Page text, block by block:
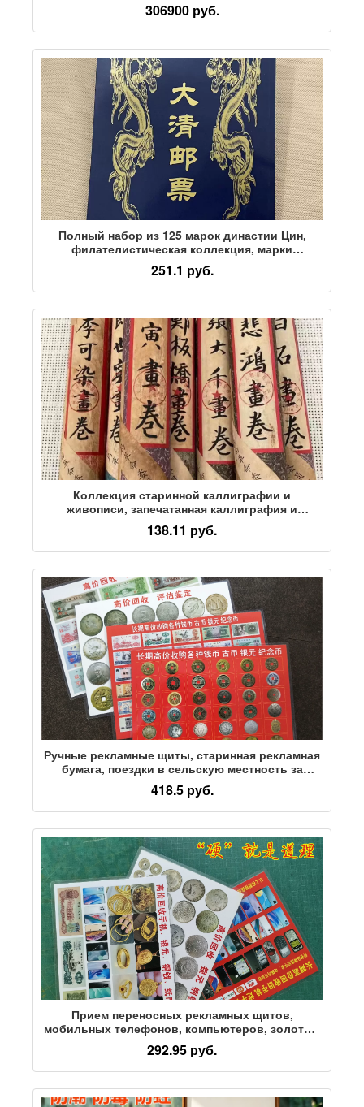
живопись, круглое кресло из красного дерева
306900 руб.
Полный набор из 125 марок династии Цин,
филателистическая коллекция, марки
культурной революции, специальное
предложение, бесплатная доставка
251.1 руб.
Коллекция старинной каллиграфии и
живописи, запечатанная каллиграфия и
живопись, роспись сыра, знаменитая старинная
каллиграфия и живопись, старинные предметы,
шкатулка для каллиграфии и живописи
138.11 руб.
Ручные рекламные щиты, старинная рекламная
бумага, поездки в сельскую местность за
медными монетами, серебряными долларами,
разменной монетой, установка киосков,
портативные пластиковые карты формата А4
418.5 руб.
Прием переносных рекламных щитов,
мобильных телефонов, компьютеров, золотых
и серебряных памятных монет, ювелирных
изделий, разменных монет, серебряных
долларов, старинных денег, антиквариата,
292.95 руб.